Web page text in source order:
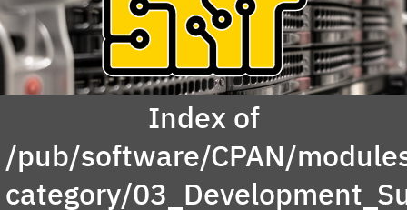
Index of
/pub/software/CPAN/
category/